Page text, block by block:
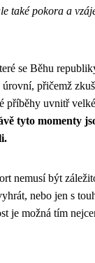
také pokora a
se Běhu
přičemž
uvnitř
tyto momenty
nemusí být
nebo jen s
je možná tím